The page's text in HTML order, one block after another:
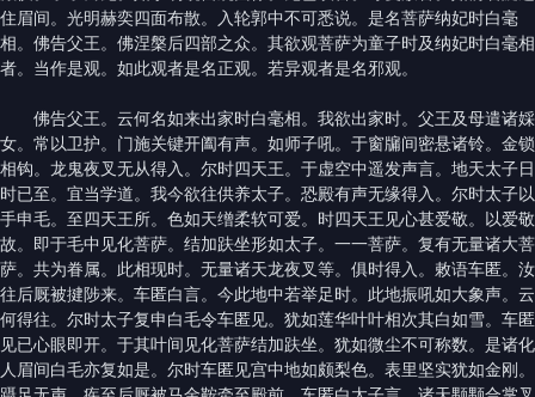
住眉间。光明赫奕四面布散。入轮郭中不可悉说。是名菩萨纳妃时白毫
相。佛告父王。佛涅槃后四部之众。其欲观菩萨为童子时及纳妃时白毫相
者。当作是观。如此观者是名正观。若异观者是名邪观。
佛告父王。云何名如来出家时白毫相。我欲出家时。父王及母遣诸婇
女。常以卫护。门施关键开阖有声。如师子吼。于窗牖间密悬诸铃。金锁
相钩。龙鬼夜叉无从得入。尔时四天王。于虚空中遥发声言。地天太子日
时已至。宜当学道。我今欲往供养太子。恐殿有声无缘得入。尔时太子以
手申毛。至四天王所。色如天缯柔软可爱。时四天王见心甚爱敬。以爱敬
故。即于毛中见化菩萨。结加趺坐形如太子。一一菩萨。复有无量诸大菩
萨。共为眷属。此相现时。无量诸天龙夜叉等。俱时得入。敕语车匿。汝
往后厩被揵陟来。车匿白言。今此地中若举足时。此地振吼如大象声。云
何得往。尔时太子复申白毛令车匿见。犹如莲华叶叶相次其白如雪。车匿
见已心眼即开。于其叶间见化菩萨结加趺坐。犹如微尘不可称数。是诸化
人眉间白毛亦复如是。尔时车匿见宫中地如颇梨色。表里坚实犹如金刚。